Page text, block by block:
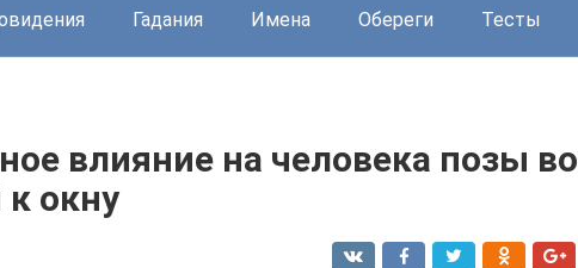
Гадания Имена Обереги Тесты
влияние на человека позы во
к окну